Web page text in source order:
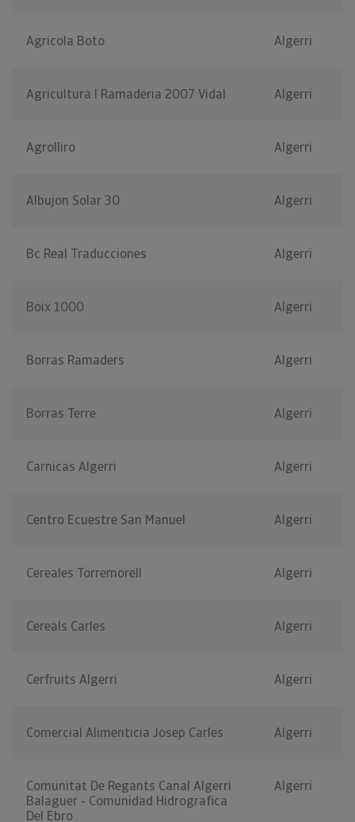
Agricola Boto Algerri
Agricultura I Ramaderia 2007 Vidal Algerri
Agrolliro Algerri
Albujon Solar 30 Algerri
Bc Real Traducciones Algerri
Boix 1000 Algerri
Borras Ramaders Algerri
Borras Terre Algerri
Carnicas Algerri Algerri
Centro Ecuestre San Manuel Algerri
Cereales Torremorell Algerri
Cereals Carles Algerri
Cerfruits Algerri Algerri
Comercial Alimenticia Josep Carles Algerri
Comunitat De Regants Canal Algerri
Balaguer - Comunidad Hidrografica
Del Ebro
Algerri